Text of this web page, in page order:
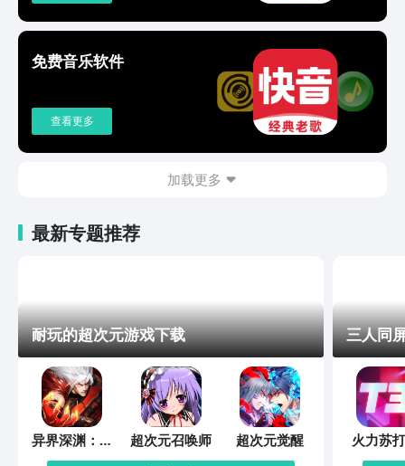
免费音乐软件
查看更多
加载更多
最新专题推荐
耐玩的超次元游戏下载
异界深渊：觉
醒
超次元召唤师
超次元觉醒
三人同
火力苏